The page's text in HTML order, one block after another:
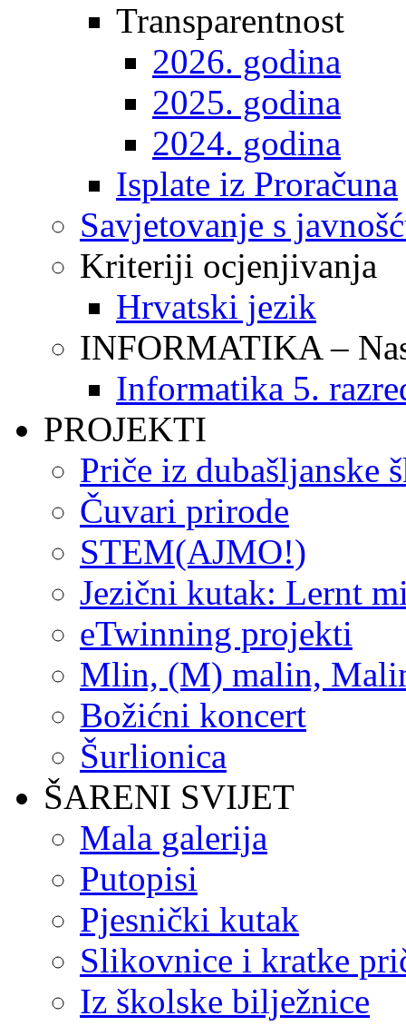
Transparentnost
2026. godina
2025. godina
2024. godina
Isplate iz Proračuna
Savjetovanje s
Kriteriji ocjenjivanja
Hrvatski jezik
INFORMATIKA –
Informatika 5.
PROJEKTI
Priče iz dubašljanske
Čuvari prirode
STEM(AJMO!)
Jezični kutak: Lernt
eTwinning projekti
Mlin, (M) malin,
Božićni koncert
Šurlionica
ŠARENI SVIJET
Mala galerija
Putopisi
Pjesnički kutak
Slikovnice i kratke
Iz školske bilježnice